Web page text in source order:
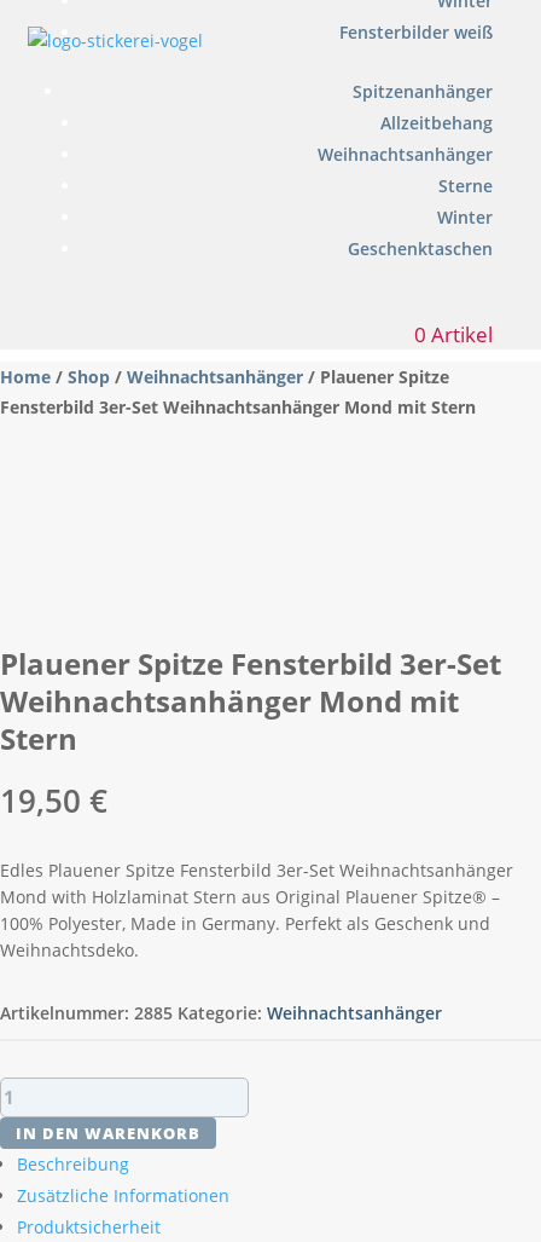
Fensterbilder weiß
Spitzenanhänger
Allzeitbehang
Weihnachtsanhänger
Sterne
Winter
Geschenktaschen
0 Artikel
Home / Shop / Weihnachtsanhänger / Plauener Spitze
Fensterbild 3er-Set Weihnachtsanhänger Mond mit Stern
Plauener Spitze Fensterbild 3er-Set
Weihnachtsanhänger Mond mit
Stern
19,50 €
Edles Plauener Spitze Fensterbild 3er-Set Weihnachtsanhänger
Mond with Holzlaminat Stern aus Original Plauener Spitze® –
100% Polyester, Made in Germany. Perfekt als Geschenk und
Weihnachtsdeko.
Artikelnummer: 2885 Kategorie: Weihnachtsanhänger
Plauener
Spitze
Fensterbild
3er-
Set
Weihnachtsanhänger
IN DEN WARENKORB
Beschreibung
Zusätzliche Informationen
Produktsicherheit